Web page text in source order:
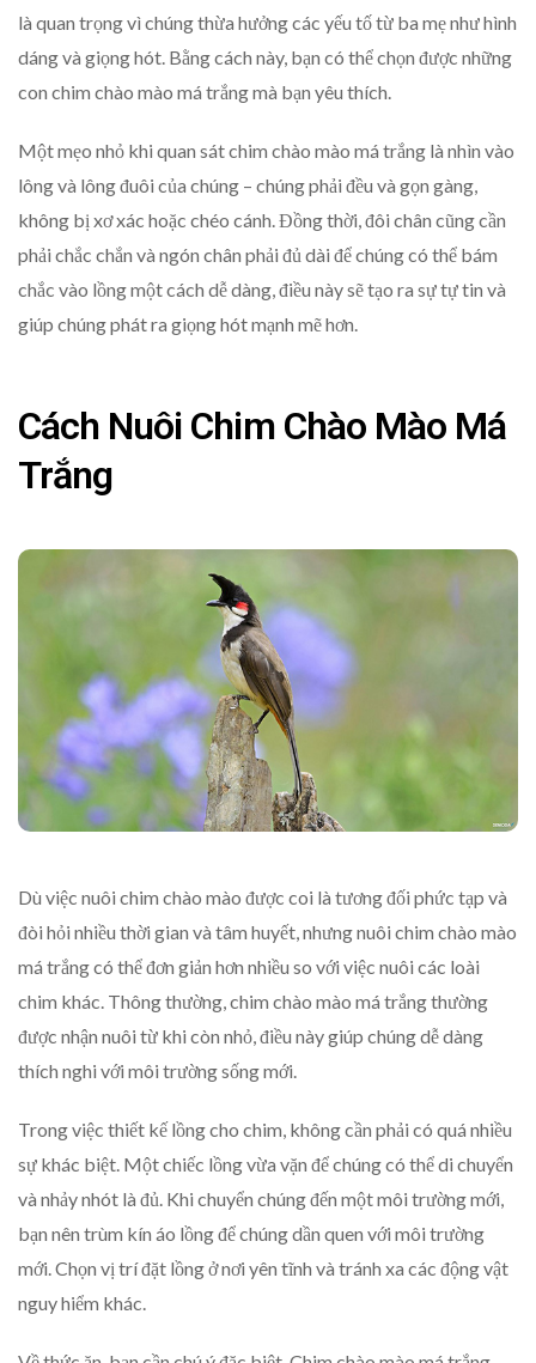
là quan trọng vì chúng thừa hưởng các yếu tố từ ba mẹ như hình
dáng và giọng hót. Bằng cách này, bạn có thể chọn được những
con chim chào mào má trắng mà bạn yêu thích.
Một mẹo nhỏ khi quan sát chim chào mào má trắng là nhìn vào
lông và lông đuôi của chúng – chúng phải đều và gọn gàng,
không bị xơ xác hoặc chéo cánh. Đồng thời, đôi chân cũng cần
phải chắc chắn và ngón chân phải đủ dài để chúng có thể bám
chắc vào lồng một cách dễ dàng, điều này sẽ tạo ra sự tự tin và
giúp chúng phát ra giọng hót mạnh mẽ hơn.
Cách Nuôi Chim Chào Mào Má
Trắng
Dù việc nuôi chim chào mào được coi là tương đối phức tạp và
đòi hỏi nhiều thời gian và tâm huyết, nhưng nuôi chim chào mào
má trắng có thể đơn giản hơn nhiều so với việc nuôi các loài
chim khác. Thông thường, chim chào mào má trắng thường
được nhận nuôi từ khi còn nhỏ, điều này giúp chúng dễ dàng
thích nghi với môi trường sống mới.
Trong việc thiết kế lồng cho chim, không cần phải có quá nhiều
sự khác biệt. Một chiếc lồng vừa vặn để chúng có thể di chuyển
và nhảy nhót là đủ. Khi chuyển chúng đến một môi trường mới,
bạn nên trùm kín áo lồng để chúng dần quen với môi trường
mới. Chọn vị trí đặt lồng ở nơi yên tĩnh và tránh xa các động vật
nguy hiểm khác.